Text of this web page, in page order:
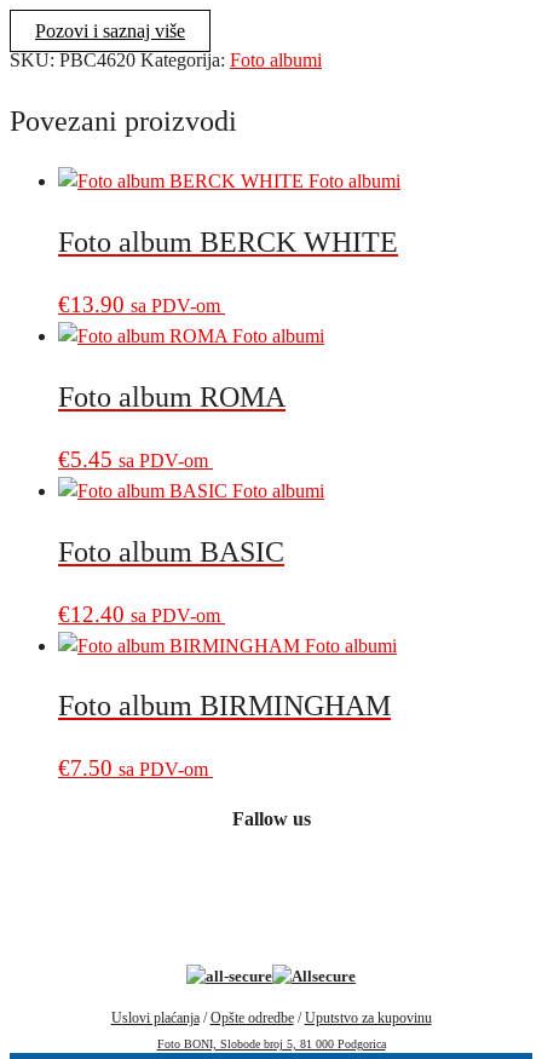
CREAM
količina
Pozovi i saznaj više
SKU: PBC4620 Kategorija: Foto albumi
Povezani proizvodi
Foto album BERCK WHITE
€13.90 sa PDV-om
Foto album ROMA
€5.45 sa PDV-om
Foto album BASIC
€12.40 sa PDV-om
Foto album BIRMINGHAM
€7.50 sa PDV-om
Fallow us
Uslovi plaćanja/Opšte odredbe/Uputstvo za kupovinu
Foto BONI, Slobode broj 5, 81 000 Podgorica